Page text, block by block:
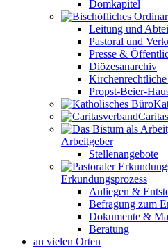
Domkapitel
Leitung und
Pastoral und
Presse &
Diözesanarchiv
Kirchenrechtliche
Propst-Beier-
Arbeitgeber
Stellenangebote
Erkundungsprozess
Anliegen &
Befragung zum
Dokumente &
Beratung
an vielen Orten